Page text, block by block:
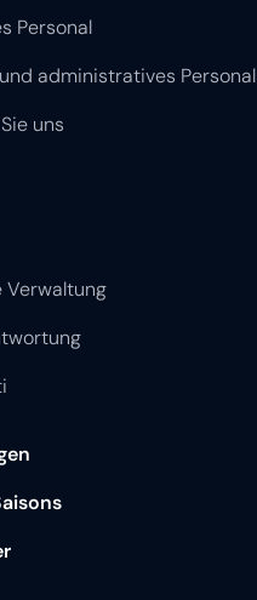
Personal
administratives Personal
uns
Verwaltung